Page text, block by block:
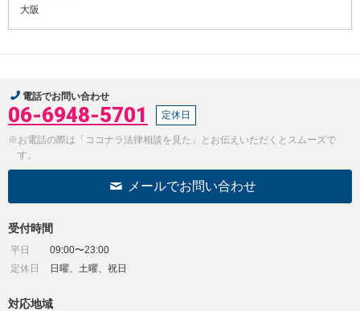
大阪
電話でお問い合わせ
06-6948-5701 定休日
※お電話の際は「ココナラ法律相談を見た」とお伝えいただくとスムーズで
す。
メールでお問い合わせ
受付時間
平日
09:00〜23:00
定休日
日曜、土曜、祝日
対応地域